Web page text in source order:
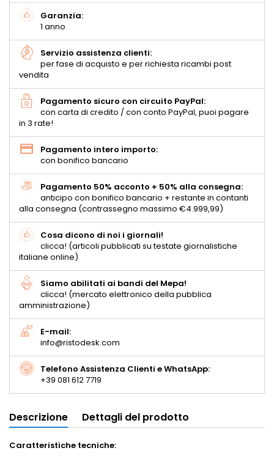
Garanzia:
1 anno
Servizio assistenza clienti:
per fase di acquisto e per richiesta ricambi post
vendita
Pagamento sicuro con circuito PayPal:
con carta di credito / con conto PayPal, puoi pagare
in 3 rate!
Pagamento intero importo:
con bonifico bancario
Pagamento 50% acconto + 50% alla consegna:
anticipo con bonifico bancario + restante in contanti
alla consegna (contrassegno massimo €4.999,99)
Cosa dicono di noi i giornali!
clicca! (articoli pubblicati su testate giornalistiche
italiane online)
Siamo abilitati ai bandi del Mepa!
clicca! (mercato elettronico della pubblica
amministrazione)
E-mail:
info@ristodesk.com
Telefono Assistenza Clienti e WhatsApp:
+39 081 612 7719
Descrizione Dettagli del prodotto
Caratteristiche tecniche: